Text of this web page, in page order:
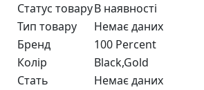
Статус товаруВ наявності
Тип товару
Немає даних
Бренд
100 Percent
Колір
Black,Gold
Стать
Немає даних